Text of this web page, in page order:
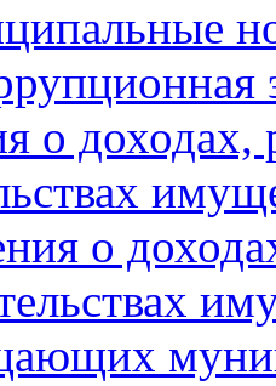
о доходах,
о